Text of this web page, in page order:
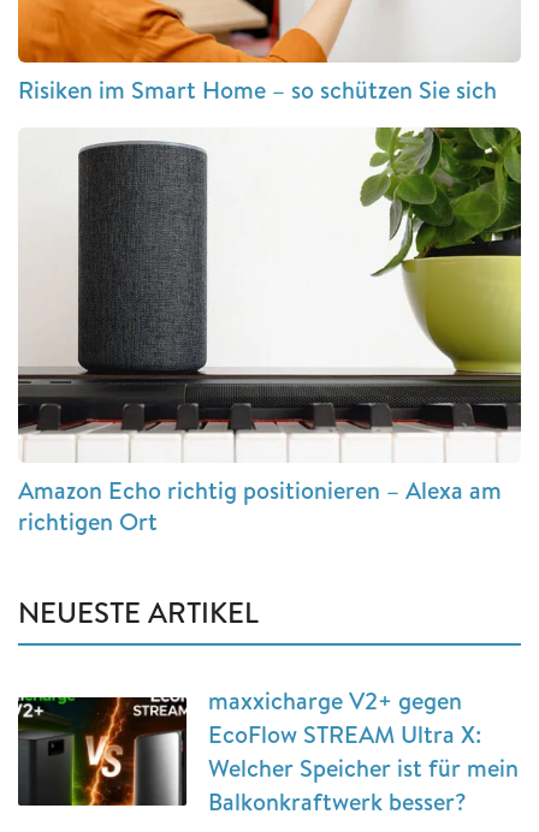
Risiken im Smart Home – so schützen Sie sich
Amazon Echo richtig positionieren – Alexa am
richtigen Ort
NEUESTE ARTIKEL
maxxicharge V2+ gegen
EcoFlow STREAM Ultra X:
Welcher Speicher ist für mein
Balkonkraftwerk besser?